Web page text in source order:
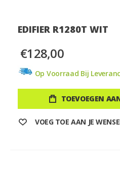
EDIFIER R1280T WIT
€128,00
Op Voorraad Bij
TOEVOEGEN
VOEG TOE AAN JE